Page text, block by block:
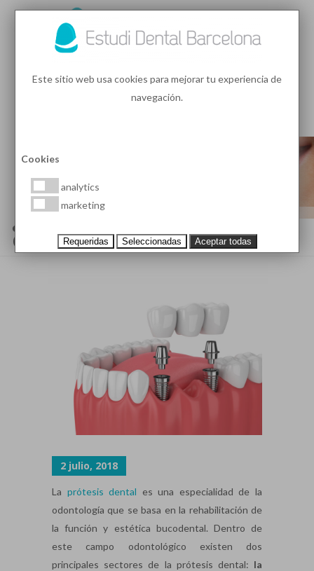
¿CUÁNDO ES NECESARIO
CAMBIAR UN PUENTE DENTAL?
2 julio, 2018
La prótesis dental es una especialidad de la
odontología que se basa en la rehabilitación de
la función y estética bucodental. Dentro de
este campo odontológico existen dos
principales sectores de la prótesis dental: la
Este sitio web usa cookies para mejorar tu experiencia de
navegación.
Cookies
analytics
marketing
Requeridas Seleccionadas Aceptar todas